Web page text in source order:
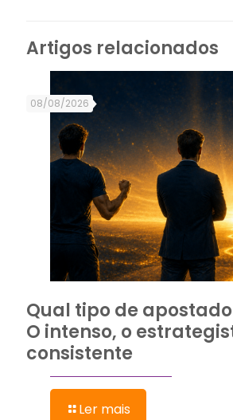
Artigos relacionados
08/08/2026
Qual tipo de
O intenso, o
consistente
Ler mais